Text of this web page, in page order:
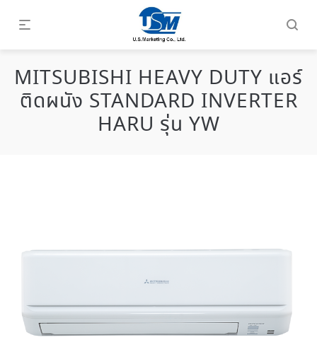
MITSUBISHI HEAVY DUTY แอร์
ติดผนัง STANDARD INVERTER
HARU รุ่น YW